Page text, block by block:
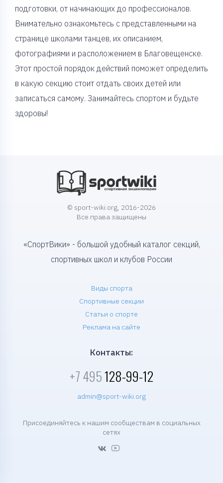
подготовки, от начинающих до профессионалов.
Внимательно ознакомьтесь с представленными на
странице школами танцев, их описанием,
фотографиями и расположением в Благовещенске.
Этот простой порядок действий поможет определить
в какую секцию стоит отдать своих детей или
записаться самому. Занимайтесь спортом и будьте
здоровы!
© sport-wiki.org, 2016-2026
Все права защищены
«СпортВики» - большой удобный каталог секций,
спортивных школ и клубов России
Виды спорта
Спортивные секции
Статьи о спорте
Реклама на сайте
Контакты:
+7 495128-99-12
admin@sport-wiki.org
Присоединяйтесь к нашим сообществам в социальных
сетях